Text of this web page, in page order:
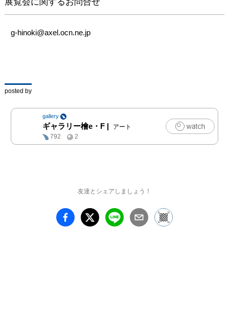
g-hinoki@axel.ocn.ne.jp
posted by
gallery
ギャラリー檜e・F |
アート
792
2
友達とシェアしましょう！